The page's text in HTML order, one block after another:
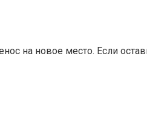
на новое место. Если